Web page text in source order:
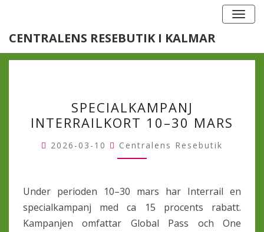
CENTRALENS RESEBUTIK I KALMAR
Kategori:Okategoriserade
INTERRAILKORT
10–
30
MARS
SPECIALKAMPANJ
INTERRAILKORT 10–30 MARS
2026-03-10 Centralens Resebutik
Under perioden 10–30 mars har Interrail en
specialkampanj med ca 15 procents rabatt.
Kampanjen omfattar Global Pass och One